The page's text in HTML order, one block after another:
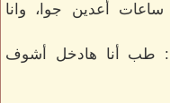
ساعات أعدين جوا، وانا
طب أنا هادخل أشوف